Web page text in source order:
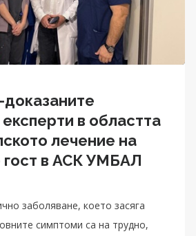
в областта
лечение на
гост в АСК УМБАЛ
заболяване, което засяга
симптоми са на трудно,